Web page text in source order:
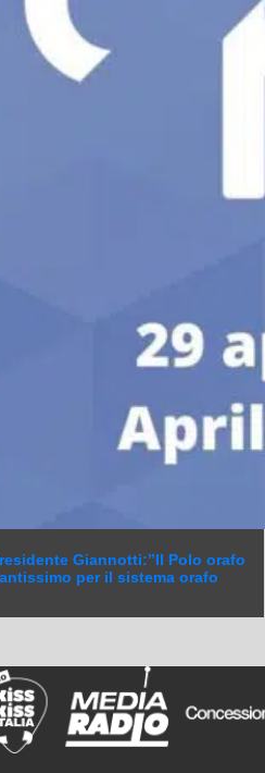
Giannotti:”Il Polo orafo
per il sistema orafo